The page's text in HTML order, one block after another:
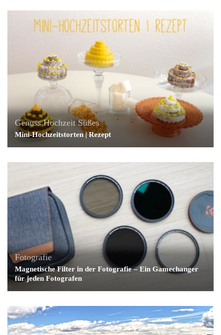
Genuss Hochzeit Süßes
Mini-Hochzeitstorten | Rezept
Fotografie
Magnetische Filter in der Fotografie – Ein Gamechanger
für jeden Fotografen